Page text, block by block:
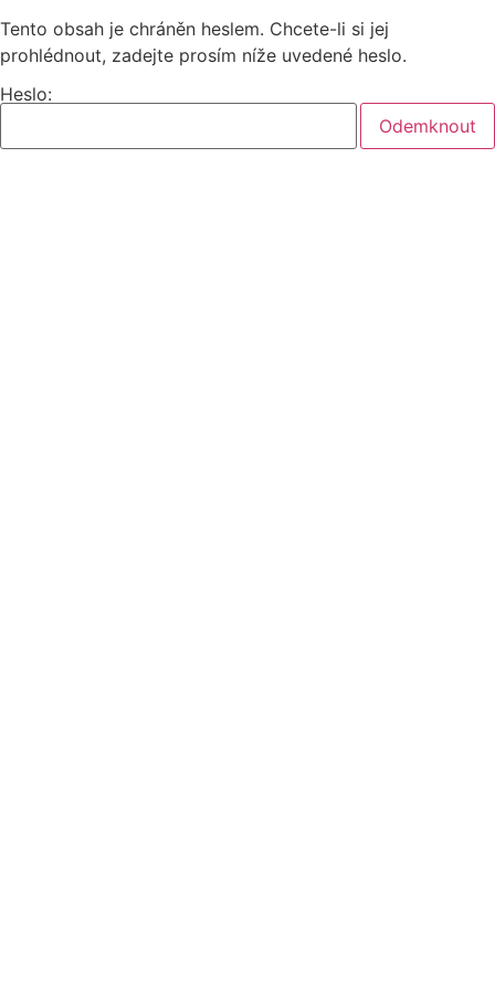
Tento obsah je chráněn heslem. Chcete-li si jej
prohlédnout, zadejte prosím níže uvedené heslo.
Heslo: